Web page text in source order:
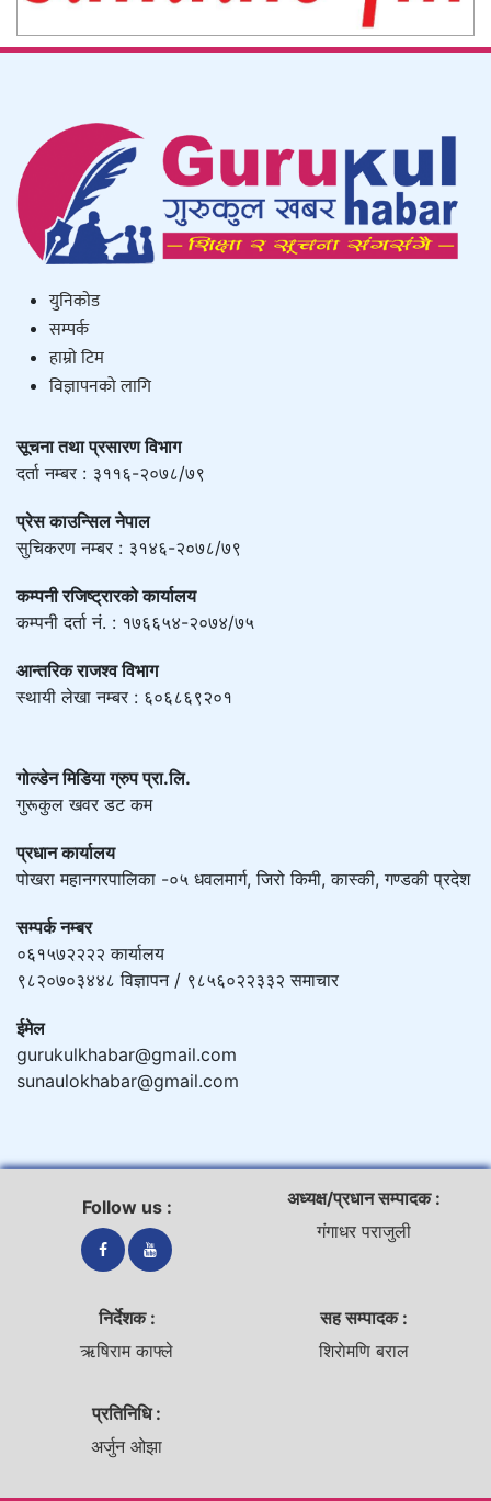
युनिकाेड
सम्पर्क
हाम्राे टिम
विज्ञापनको लागि
सूचना तथा प्रसारण विभाग
दर्ता नम्बर : ३११६-२०७८/७९
प्रेस काउन्सिल नेपाल
सुचिकरण नम्बर : ३१४६-२०७८/७९
कम्पनी रजिष्ट्रारको कार्यालय
कम्पनी दर्ता नं. : १७६६५४-२०७४/७५
आन्तरिक राजश्व विभाग
स्थायी लेखा नम्बर : ६०६८६९२०१
गोल्डेन मिडिया ग्रुप प्रा.लि.
गुरूकुल खवर डट कम
प्रधान कार्यालय
पोखरा महानगरपालिका -०५ धवलमार्ग, जिरो किमी, कास्की, गण्डकी प्रदेश
सम्पर्क नम्बर
०६१५७२२२२ कार्यालय
९८२०७०३४४८ विज्ञापन / ९८५६०२२३३२ समाचार
ईमेल
gurukulkhabar@gmail.com
sunaulokhabar@gmail.com
Follow us :
अध्यक्ष/प्रधान सम्पादक :
गंगाधर पराजुली
निर्देशक :
ऋषिराम काफ्ले
सह सम्पादक :
शिराेमणि बराल
प्रतिनिधि :
अर्जुन ओझा